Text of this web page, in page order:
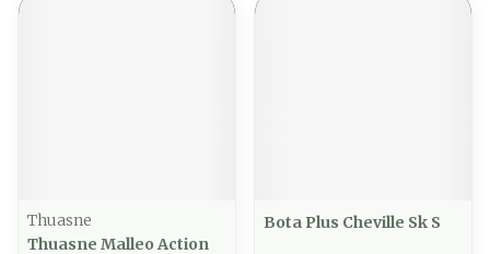
Thuasne
Thuasne Malleo Action
Bota Plus Cheville Sk S